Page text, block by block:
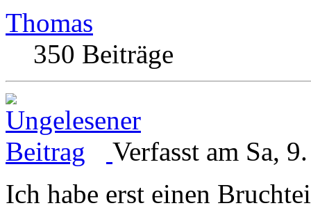
Thomas
350 Beiträge
Verfasst am Sa,
Ich habe erst einen